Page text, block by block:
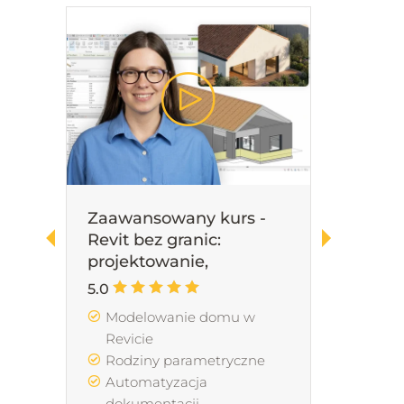
Zaawansowany kurs -
Revit bez granic:
projektowanie,
automatyzacja i AI w
5.0
Modelowanie domu w
Revicie
Rodziny parametryczne
Automatyzacja